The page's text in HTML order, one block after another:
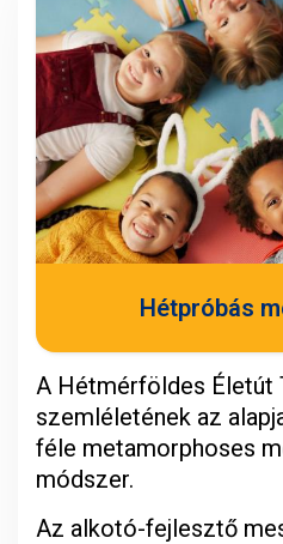
Hétpróbás
A Hétmérföldes Életút
szemléletének az
féle metamorphoses
módszer.
Az alkotó-fejlesztő